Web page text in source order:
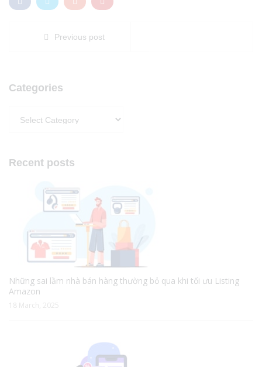
Previous post
Categories
Recent posts
Những sai lầm nhà bán hàng thường bỏ qua khi tối ưu Listing
Amazon
18 March, 2025